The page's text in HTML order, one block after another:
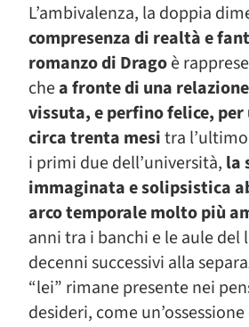
L’ambivalenza, la doppia
compresenza di realtà e
romanzo di Dragoè
chea fronte di una
vissuta, e perfino felice, per
circa trenta mesitra
i primi due dell’università, la
immaginata e solipsistica
arco temporale molto più
anni tra i banchi e le aule del
decenni successivi alla
“lei” rimane presente nei
desideri, come